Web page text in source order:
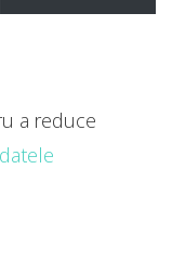
a reduce